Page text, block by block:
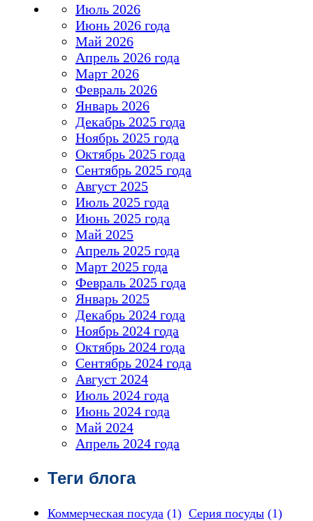
Июль 2026
Июнь 2026 года
Май 2026
Апрель 2026 года
Март 2026
Февраль 2026
Январь 2026
Декабрь 2025 года
Ноябрь 2025 года
Октябрь 2025 года
Сентябрь 2025 года
Август 2025
Июль 2025 года
Июнь 2025 года
Май 2025
Апрель 2025 года
Март 2025 года
Февраль 2025 года
Январь 2025
Декабрь 2024 года
Ноябрь 2024 года
Октябрь 2024 года
Сентябрь 2024 года
Август 2024
Июль 2024 года
Июнь 2024 года
Май 2024
Апрель 2024 года
Теги блога
Коммерческая посуда (1) Серия посуды (1)